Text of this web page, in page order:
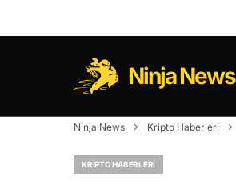
Ninja News
Ninja News Kripto Haberleri
KRIPTO HABERLERI